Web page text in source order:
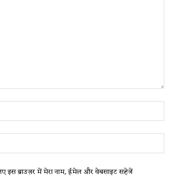
इस ब्राउज़र में मेरा नाम, ईमेल और वेबसाइट सहेजें